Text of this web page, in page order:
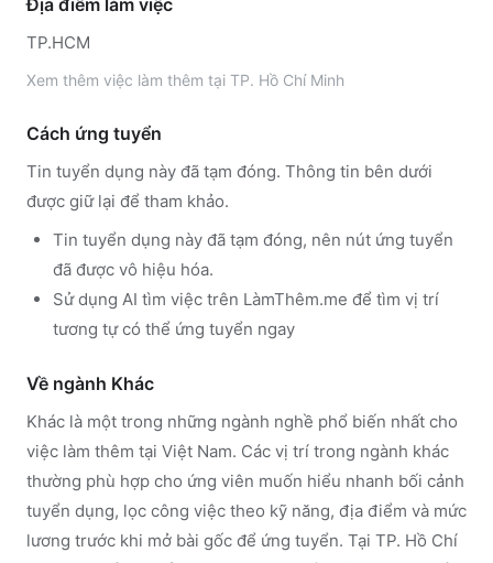
Địa điểm làm việc
TP.HCM
Xem thêm việc làm thêm tại TP. Hồ Chí Minh
Cách ứng tuyển
Tin tuyển dụng này đã tạm đóng. Thông tin bên dưới
được giữ lại để tham khảo.
Tin tuyển dụng này đã tạm đóng, nên nút ứng tuyển
đã được vô hiệu hóa.
Sử dụng AI tìm việc trên LàmThêm.me để tìm vị trí
tương tự có thể ứng tuyển ngay
Về ngành Khác
Khác là một trong những ngành nghề phổ biến nhất cho
việc làm thêm tại Việt Nam. Các vị trí trong ngành khác
thường phù hợp cho ứng viên muốn hiểu nhanh bối cảnh
tuyển dụng, lọc công việc theo kỹ năng, địa điểm và mức
lương trước khi mở bài gốc để ứng tuyển. Tại TP. Hồ Chí